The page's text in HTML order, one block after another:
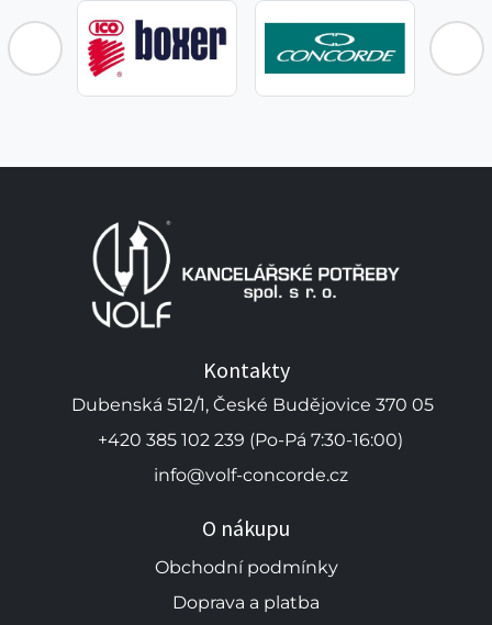
Kontakty
Dubenská 512/1, České Budějovice 370 05
+420 385 102 239 (Po-Pá 7:30-16:00)
info@volf-concorde.cz
O nákupu
Obchodní podmínky
Doprava a platba